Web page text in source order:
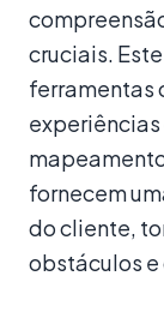
cruciais.
ferramentas
fornecem
do cliente,
obstáculos